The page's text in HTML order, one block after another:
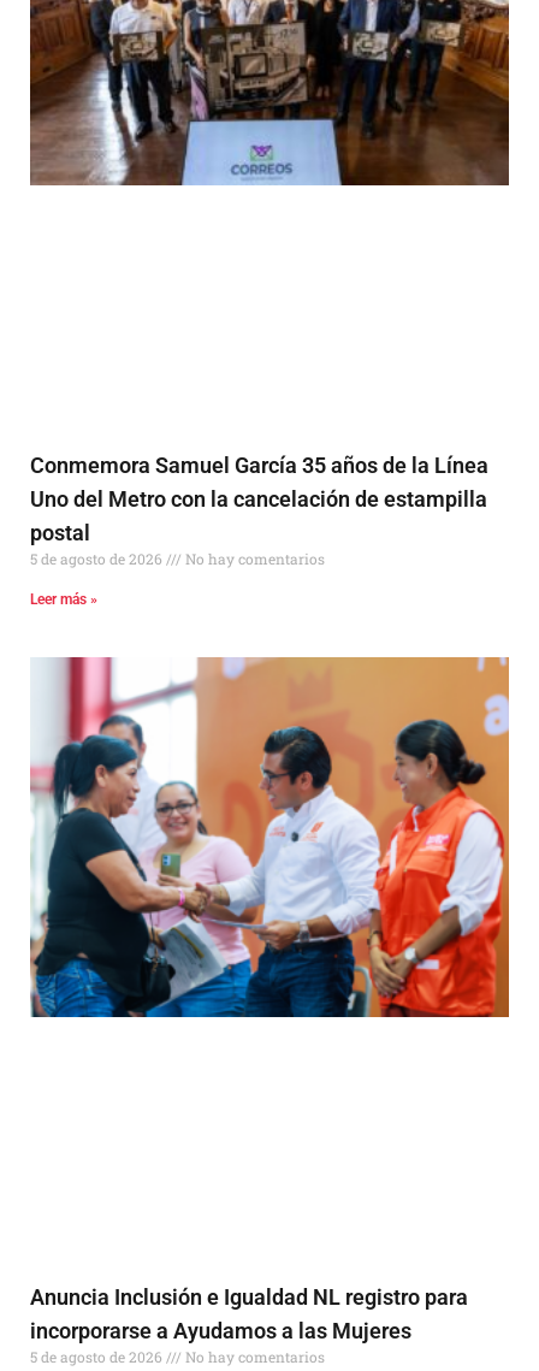
Conmemora Samuel García 35 años de la Línea
Uno del Metro con la cancelación de estampilla
postal
5 de agosto de 2026 No hay comentarios
Leer más »
Anuncia Inclusión e Igualdad NL registro para
incorporarse a Ayudamos a las Mujeres
5 de agosto de 2026 No hay comentarios